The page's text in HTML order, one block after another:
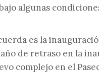
algunas
es la
de retraso en la
complejo en el